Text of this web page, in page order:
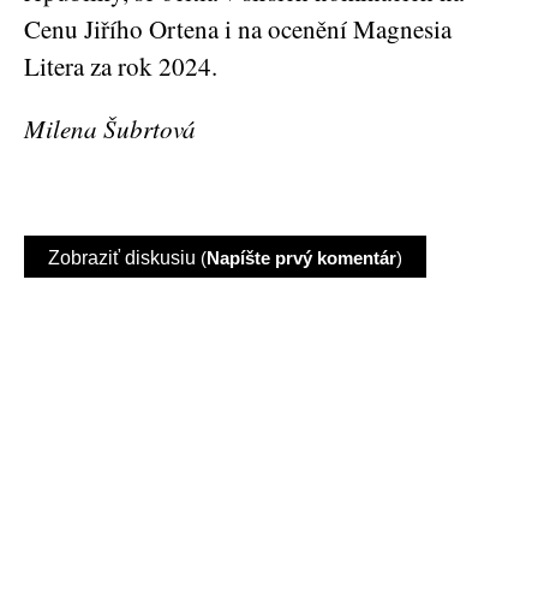
Cenu Jiřího Ortena i na ocenění Magnesia
Litera za rok 2024.
Milena Šubrtová
Zobraziť diskusiu (Napíšte prvý komentár)